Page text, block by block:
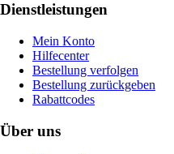
Dienstleistungen
Mein Konto
Hilfecenter
Bestellung verfolgen
Bestellung zurückgeben
Rabattcodes
Über uns